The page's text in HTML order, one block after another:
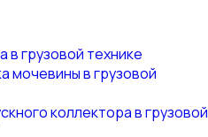
грузовой технике
мочевины в грузовой
коллектора в грузовой